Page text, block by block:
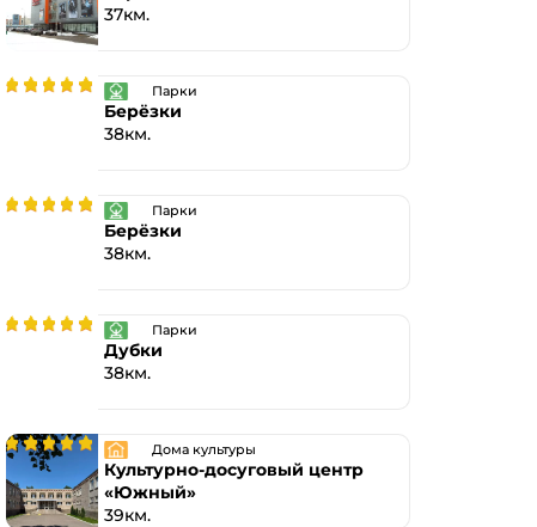
37км.
Парки
Берёзки
38км.
Парки
Берёзки
38км.
Парки
Дубки
38км.
Дома культуры
Культурно-досуговый центр
«Южный»
39км.